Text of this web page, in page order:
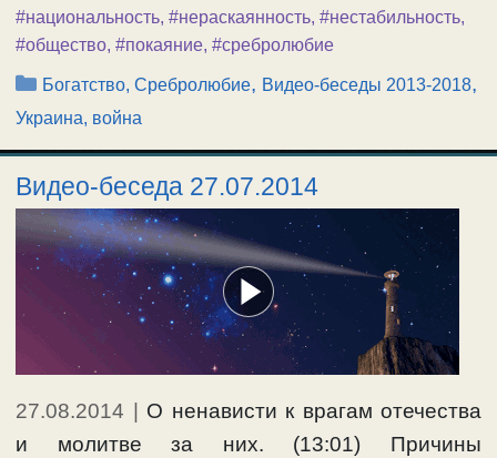
#национальность, #нераскаянность, #нестабильность,
#общество, #покаяние, #сребролюбие
Рубрики
Богатство, Сребролюбие, Видео-беседы 2013-2018,
Украина, война
Видео-беседа 27.07.2014
27.08.2014
О ненависти к врагам отечества
и молитве за них. (13:01) Причины